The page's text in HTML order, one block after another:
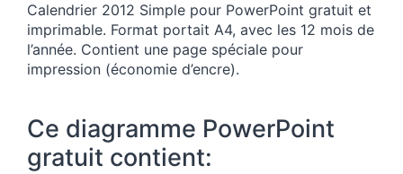
Calendrier 2012 Simple pour PowerPoint gratuit et
imprimable. Format portait A4, avec les 12 mois de
l’année. Contient une page spéciale pour
impression (économie d’encre).
Ce diagramme PowerPoint
gratuit contient: